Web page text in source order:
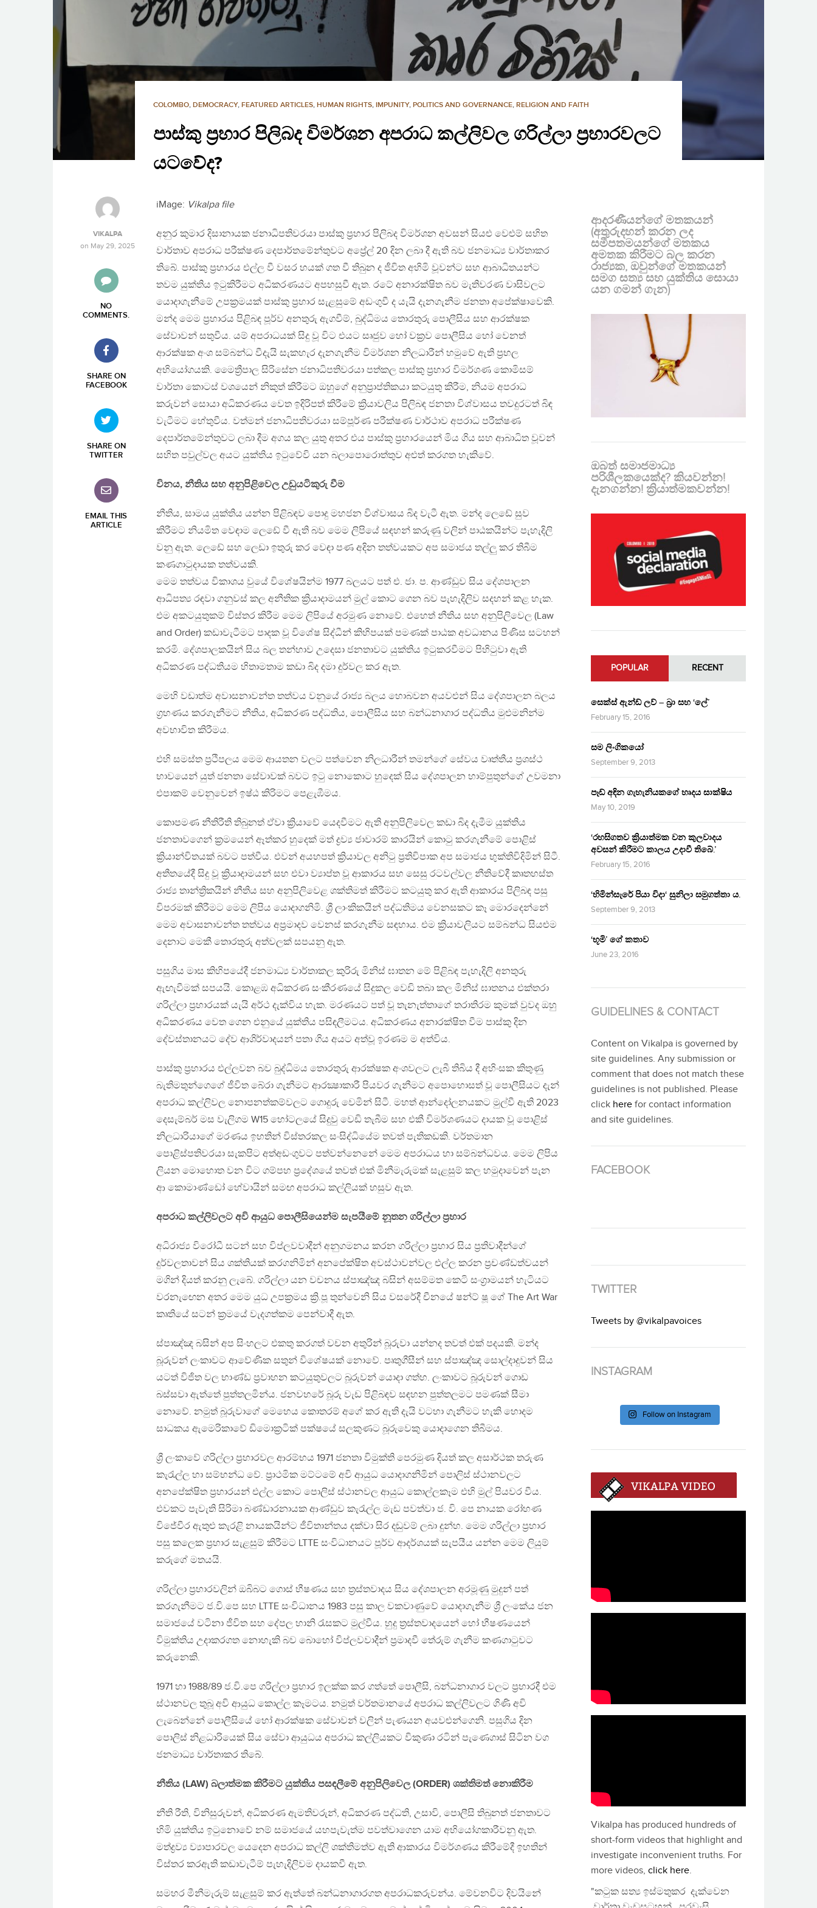
COLOMBO, DEMOCRACY, FEATURED ARTICLES, HUMAN RIGHTS, IMPUNITY, POLITICS AND GOVERNANCE, RELIGION AND FAITH
පාස්කු ප්‍රහාර පිලිබද විමර්ශන අපරාධ කල්ලිවල ගරිල්ලා ප්‍රහාරවලට
යටවේද?
VIKALPA
on May 29, 2025
NO
COMMENTS.
SHARE ON
FACEBOOK
SHARE ON
TWITTER
EMAIL THIS
ARTICLE
iMage: Vikalpa file
අනුර කුමාර දිසානායක ජනාධිපතිවරයා පාස්කු ප්‍රහාර පිලිබද විමර්ශන අවසන් සියළු වෙළුම් සහිත
වාර්තාව අපරාධ පරීක්ෂණ දෙපාර්තමේන්තුවට අප්‍රේල් 20 දින ලබා දී ඇති බව ජනමාධ්‍ය වාර්තාකර
තිබේ. පාස්කු ප්‍රහාරය එල්ල වී වසර හයක් ගත වී තිබුන ද ජීවිත අහිමි වූවන්ට සහ ආබාධිතයන්ට
තවම යුක්තිය ඉටුකිරීමට අධිකරණයට අපහසුවී ඇත. රටේ අනාරක්ෂිත බව මැතිවරණ වාසිවලට
යොදාගැනීමේ උපක්‍රමයක් පාස්කු ප්‍රහාර සැළසුමේ අඩංගුවී ද යැයි දැනගැනීම ජනතා අපේක්ෂාවෙකි.
මන්ද මෙම ප්‍රහාරය පිළිබඳ පූර්ව අනතුරු ඇගවීම්, බුද්ධිමය තොරතුරු පොලීසිය සහ ආරක්ෂක
සේවාවන් සතුවීය. යම් අපරාධයක් සිදු වූ විට එයට සෘජුව හෝ වක්‍රව පොලීසිය හෝ වෙනත්
ආරක්ෂක අංශ සම්බන්ධ වීදැයි සැකහැර දැනගැනීම විමර්ශන නිලධාරීන් හමුවේ ඇති ප්‍රභල
අභියෝගයකි. මෛත්‍රීපාල සිරිසේන ජනාධිපතිවරයා පත්කල පාස්කු ප්‍රහාර විමර්ශණ කොමිසම්
වාර්තා කොටස් වශයෙන් නිකුත් කිරීමට ඔහුගේ අනුප්‍රාප්තිකයා කටයුතු කිරීම, නියම අපරාධ
කරුවන් සොයා අධිකරණය වෙත ඉදිරිපත් කිරීමේ ක්‍රියාවලිය පිලිබඳ ජනතා විශ්වාසය තවදුරටත් බිඳ
වැටීමට හේතුවීය. වත්මන් ජනාධිපතිවරයා සම්පූර්ණ පරීක්ෂණ වාර්ථාව අපරාධ පරීක්ෂණ
දෙපාර්තමේන්තුවට ලබා දීම අගය කල යුතු අතර එය පාස්කු ප්‍රහාරයෙන් මිය ගිය සහ ආබාධිත වූවන්
සහිත පවුල්වල අයට යුක්තිය ඉටුවේවි යන බලාපොරොත්තුව අළුත් කරගත හැකිවේ.
විනය, නීතිය සහ අනුපිළිවෙල උඩුයටිකුරු වීම
නීතිය, සාමය යුක්තිය යන්න පිළිබඳව පොදු මහජන විශ්වාසය බිද වැටී ඇත. මන්ද ලෙඩේ සුව
කිරීමට නියමිත වෙඳාම ලෙඩේ වී ඇති බව මෙම ලිපියේ සඳහන් කරුණු වලින් පාඨකයින්ට පැහැදිලි
වනු ඇත. ලෙඩේ සහ ලෙඩා ඉතුරු කර වෙඳා පණ අදින තත්වයකට අප සමාජය තල්ලු කර තිබීම
කණගාටුදායක තත්වයකි.
මෙම තත්වය විකාශය වුයේ විශේෂයින්ම 1977 බලයට පත් එ. ජා. ප. ආණ්ඩුව සිය දේශපාලන
ආධිපත්‍ය රඳවා ගනුවස් කල අනීතික ක්‍රියාදාමයන් මුල් කොට ගෙන බව පැහැදිලිව සදහන් කළ හැක.
එම අකටයුතුකම් විස්තර කිරීම මෙම ලිපියේ අරමුණ නොවේ. එහෙත් නීතිය සහ අනුපිලිවෙල (Law
and Order) කඩාවැටීමට පාදක වූ විශේෂ සිද්ධීන් කිහිපයක් පමණක් පාඨක අවධානය පිණිස සටහන්
කරමි. දේශපාලකයින් සිය බල තන්හාව උදෙසා ජනතාවට යුක්තිය ඉටුකරවීමට පිහිටුවා ඇති
අධිකරණ පද්ධතියම හිතාමතාම කඩා බිද දමා දුර්වල කර ඇත.
මෙහි වඩාත්ම අවාසනාවන්ත තත්වය වනුයේ රාජ්‍ය බලය හොබවන අයවළුන් සිය දේශපාලන බලය
ග්‍රහණය කරගැනීමට නීතිය, අධිකරණ පද්ධතිය, පොලීසිය සහ බන්ධනාගාර පද්ධතිය මුළුමනින්ම
අවභාවිත කිරීමය.
එහි සමස්ත ප්‍රථිපලය මෙම ආයතන වලට පත්වෙන නිලධාරීන් තමන්ගේ සේවය වෘත්තීය ප්‍රශස්ථ
භාවයෙන් යුත් ජනතා සේවාවක් බවට ඉටු නොකොට හුදෙක් සිය දේශපාලන හාම්පුතුන්ගේ උවමනා
එපාකම් වෙනුවෙන් ඉෂ්ඨ කිරිමට පෙළැඹීමය.
කොපමණ නීතිරීති තිබුනත් ඵ්වා ක්‍රියාවේ යෙදවීමට ඇති අනුපිලිවෙල කඩා බිද දැමීම යුක්තිය
ජනතාවගෙන් ක්‍රමයෙන් ඈත්කර හුදෙක් මත් ද්‍රව්‍ය ජාවාරම් කාරයින් කොටු කරගැනීමේ පොළිස්
ක්‍රියාන්විතයක් බවට පත්වීය. එවන් අයහපත් ක්‍රියාවල අනිටු ප්‍රතිවිපාක අප සමාජය භුක්තිවිදිමින් සිටී.
අතීතයේදී සිදු වූ ක්‍රියාදාමයන් සහ එවා ව්‍යාප්ත වූ ආකාරය සහ සෙසු රටවල්වල නීතිවේදී කෘතහස්ත
රාජ්‍ය තාන්ත්‍රිකයින් නීතිය සහ අනුපිලිවෙළ ශක්තිමත් කිරීමට කටයුතු කර ඇති ආකාරය පිලිබඳ පසු
විපරමක් කිරීමට මෙම ලිපිය යොදාගනිමි. ශ්‍රී ලාංකිකයින් පද්ධතිමය වෙනසකට කෑ මොරදෙන්නේ
මෙම අවාසනාවන්ත තත්වය අප්‍රමාදව වෙනස් කරගැනීම සඳහාය. එම ක්‍රියාවලියට සම්බන්ධ සියළුම
දෙනාට මෙකී තොරතුරු අත්වලක් සපයනු ඇත.
පසුගිය මාස කිහිපයේදී ජනමාධ්‍ය වාර්තාකල කුරිරු මිනිස් ඝාතන මේ පිළිබඳ පැහැදිලි අනතුරු
ඇඟැවීමක් සපයයි. කොළඹ අධිකරණ සංකීරණයේ සිදුකල වෙඩි තබා කල මිනිස් ඝාතනය එක්තරා
ගරිල්ලා ප්‍රහාරයක් යැයි අර්ථ දැක්විය හැක. මරණයට පත් වූ තැනැත්තාගේ තරාතිරම කුමක් වුවද ඔහු
අධිකරණය වෙත ගෙන එනුයේ යුක්තිය පසිඳලීමටය. අධිකරණය අනාරක්ෂිත වීම පාස්කු දින
දේවස්තානයට දේව ආශිර්වාදයන් පතා ගිය අයට අත්වූ ඉරණම ම අත්විය.
පාස්කු ප්‍රහාරය එල්ලවන බව බුද්ධිමය තොරතුරු ආරක්ෂක අංශවලට ලැබී තිබිය දී අහිංසක කිතුණු
බැතිමතුන්ගෙගේ ජීවිත බේරා ගැනීමට ආරක්‍ෂාකාරී පියවර ගැනීමට අපොහොසත් වූ පොලීසියට දැන්
අපරාධ කල්ලිවල නොපනත්කම්වලට ගොදුරු වෙමින් සිටී. මහත් ආන්දෝලනයකට මුල්වී ඇති 2023
දෙසැම්බර් මස වැලිගම W15 හෝටලයේ සිදුවු වෙඩි තැබීම සහ එකී විමර්ශණයට දායක වූ පොළිස්
නිලධාරියාගේ මරණය ඉහතින් විස්තරකල සංසිද්ධියේම තවත් පැතිකඩකි. වර්තමාන
පොළිස්පතිවරයා සැකපිට අත්අඩංගුවට පත්වන්නෙනේ මෙම අපරාධය හා සම්බන්ධවය. මෙම ලිපිය
ලියන මොහොත වන විට ගම්පහ ප්‍රදේශයේ තවත් එක් මිනීමැරුමක් සැළසුම් කල හමුදාවෙන් පැන
ආ කොමාණ්ඩෝ හේවායින් සමඟ අපරාධ කල්ලියක් හසුව ඇත.
අපරාධ කල්ලිවලට අවි ආයුධ පොලීසියෙන්ම සැපයීමේ නූතන ගරිල්ලා ප්‍රහාර
අධිරාජ්‍ය විරෝධී සටන් සහ විප්ලවවාදීන් අනුගමනය කරන ගරිල්ලා ප්‍රහාර සිය ප්‍රතිවාදීන්ගේ
දුර්වලතාවන් සිය ශක්තියක් කරගනිමින් අනපේක්ෂිත අවස්ථාවන්වල එල්ල කරන ප්‍රචණ්ඩත්වයන්
මගින් දියත් කරනු ලැබේ. ගරිල්ලා යන වචනය ස්පාඤ්ඤ බසින් අසම්මත කෙටි සංග්‍රාමයන් හැටියට
වරනැඟෙන අතර මෙම යුධ උපක්‍රමය ක්‍රි.පූ තුන්වෙනි සිය වසරේදී චීනයේ ෂන්ට් ෂූ ගේ The Art War
කෘතියේ සටන් ක්‍රමයේ වැදගත්කම පෙන්වාදී ඇත.
ස්පාඤ්ඤ බසින් අප සිංහලට එකතු කරගත් වචන අතුරින් බූරුවා යන්නද තවත් එක් පදයකි. මන්ද
බූරුවන් ලංකාවට ආවේණික සතුන් විශේෂයක් නොවේ. පෘතුගීසීන් සහ ස්පාඤ්ඤ සොල්දාදුවන් සිය
යටත් විජිත වල භාණ්ඩ ප්‍රවාහන කටයුතුවලට බූරුවන් යොදා ගත්හ. ලංකාවට බූරුවන් ගොඩ
බස්සවා ඇත්තේ පුත්තලමින්ය. ජනවහරේ බූරු වැඩ පිළිබඳව සඳහන පුත්තලමට පමණක් සීමා
නොවේ. නමුත් බූරුවාගේ මෙහෙය කොතරම් අගේ කර ඇති දැයි වටහා ගැනීමට හැකි හොදම
සාධකය ඇමෙරිකාවේ ඩිමොක්‍රටික් පක්ෂයේ සලකුණට බූරුවෙකු යොදාගෙන තිබීමය.
ශ්‍රී ලංකාවේ ගරිල්ලා ප්‍රහාරවල ආරම්භය 1971 ජනතා විමුක්ති පෙරමුණ දියත් කල අසාර්ථක තරුණ
කැරැල්ල හා සම්භන්ධ වේ. ප්‍රාථමික මට්ටමේ අවි ආයුධ යොදාගනිමින් පොලිස් ස්ථානවලට
අනපේක්ෂිත ප්‍රහාරයන් එල්ල කොට පොලිස් ස්ථානවල ආයුධ කොල්ලකෑම එහි මුල් පියවර වීය.
එවකට පැවැති සිරිමා බණ්ඩාරනායක ආණ්ඩුව කැරැල්ල මැඩ පවත්වා ජ. වි. පෙ නායක රෝහණ
විජේවීර ඇතුළු කැරළි නායකයින්ට ජීවිතාන්තය දක්වා සිර දඬුවම් ලබා දුන්හ. මෙම ගරිල්ලා ප්‍රහාර
පසු කලෙක ප්‍රහාර සැළසුම් කිරීමට LTTE සංවිධානයට පූර්ව ආදර්ශයක් සැපයීය යන්න මෙම ලියුම්
කරුගේ මතයයි.
ගරිල්ලා ප්‍රහාරවලින් ඔබිබට ගොස් භීෂණය සහ ත්‍රස්තවාදය සිය දේශපාලන අරමූණු මුදුන් පත්
කරගැනීමට ජ.වි.පෙ සහ LTTE සංවිධානය 1983 පසු කාල වකවාණුවේ යොදාගැනීම ශ්‍රී ලංකේය ජන
සමාජයේ වටිනා ජීවිත සහ දේපල හානි රැසකට මුල්වීය. හුදු ත්‍රස්තවාදයෙන් හෝ භීෂණයෙන්
විමුක්තිය උදාකරගත නොහැකි බව බොහෝ විප්ලවවාදීන් ප්‍රමාදවී තේරුම් ගැනීම කණගාටුවට
කරුනෙකි.
1971 හා 1988/89 ජ.වි.පෙ ගරිල්ලා ප්‍රහාර ඉලක්ක කර ගත්තේ පොලීසි, බන්ධනාගාර වලට ප්‍රහාරදී එම
ස්ථානවල තුබූ අවි ආයුධ කොල්ල කෑමටය. නමුත් වර්තමානයේ අපරාධ කල්ලිවලට ගිණි අවි
ලැබෙන්නේ පොලීසියේ හෝ ආරක්ෂක සේවාවන් වලින් පැණයන අයවළුන්ගෙනි. පසුගිය දින
පොලිස් නිළධාරියෙක් සිය සේවා ආයුධය අපරාධ කල්ලියකට විකුණා රටින් පැණෙගාස් සිටින වග
ජනමාධ්‍ය වාර්තාකර තිබේ.
නීතිය (LAW) බලාත්මක කිරීමට යුක්තිය පසඳලීමේ අනුපිලිවෙල (ORDER) ශක්තිමත් නොකිරීම
නීති රීති, විනිසුරුවන්, අධිකරණ ඇමතිවරුන්, අධිකරණ පද්ධති, උසාවි, පොලීසි තිබුනත් ජනතාවට
හිමි යුක්තිය ඉටුනොවේ නම් සමාජයේ යහපැවැත්ම පවත්වාගෙන යාම අභියෝගකාරීවනු ඇත.
මත්ද්‍රව්‍ය ව්‍යාපාරවල යෙදෙන අපරාධ කල්ලි ශක්තිමත්ව ඇති ආකාරය විමර්ශණය කිරීමේදී ඉහතින්
විස්තර කරඇති කඩාවැටීම් පැහැදිලිවම දායකවී ඇත.
සමහර මීනීමැරුම් සැළසුම් කර ඇත්තේ බන්ධනාගාරගත අපරාධකරුවන්ය. මේවනවිට දිවයිනේ
ආදරණීයන්ගේ මතකයන්
(අතුරුදහන් කරන ලද
සමීපතමයන්ගේ මතකය
අමතක කිරීමට බල කරන
රාජ්‍යක, ඔවුන්ගේ මතකයන්
සමග සත්‍ය සහ යුක්තිය සොයා
යන ගමන් ගැන)
ඔබත් සමාජමාධ්‍ය
පරිශීලකයෙක්ද? කියවන්න!
දැනගන්න! ක්‍රියාත්මකවන්න!
POPULAR RECENT
සෙක්ස් ඇන්ඩ් ලව් – බ්‍රා සහ ‘ලේ’
February 15, 2016
සම ලිංගිකයෝ
September 9, 2013
පෑඩ් අඳින ගැහැනියකගේ හෘදය සාක්ෂිය
May 10, 2019
‘රහසිගතව ක්‍රියාත්මක වන කුලවාදය
අවසන් කිරීමට කාලය උදාවී තිබේ.’
February 15, 2016
‘හිමින්සැරේ පියා විදා‘ සුනිලා සමුගත්තා ය.
September 9, 2013
‘භූමි’ ගේ කතාව
June 23, 2016
GUIDELINES & CONTACT
Content on Vikalpa is governed by
site guidelines. Any submission or
comment that does not match these
guidelines is not published. Please
click here for contact information
and site guidelines.
FACEBOOK
TWITTER
Tweets by @vikalpavoices
INSTAGRAM
Follow on Instagram
Vikalpa has produced hundreds of
short-form videos that highlight and
investigate inconvenient truths. For
more videos, click here.
"කටුක සත්‍ය ඉස්මතුකර දැක්වෙන